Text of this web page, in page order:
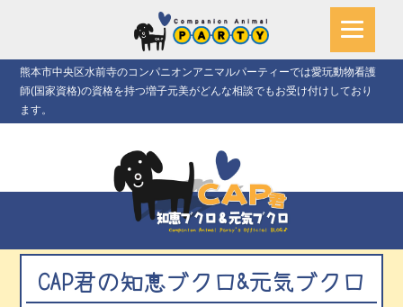
熊本市中央区水前寺のコンパニオンアニマルパーティーでは愛玩動物看護
師(国家資格)の資格を持つ増子元美がどんな相談でもお受け付けしており
ます。
CAP君の知恵ブクロ&元気ブクロ